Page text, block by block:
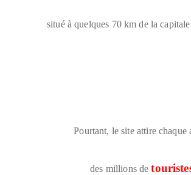
situé à quelques 70 km de la
Pourtant, le site attire chaque
des millions de